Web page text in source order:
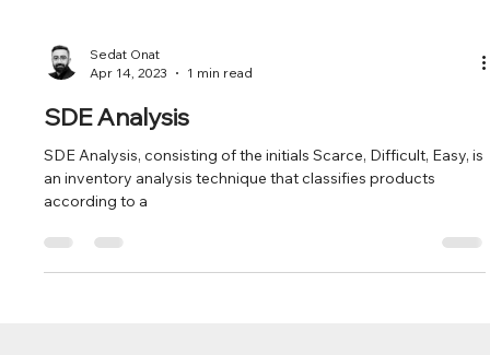
Apr 14, 2023
1 min read
SDE Analysis
SDE Analysis, consisting of the initials Scarce, Difficult, Easy, is
according to a